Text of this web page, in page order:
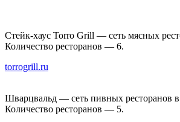
Стейк-хаус Torro Grill — сеть мясных
Количество ресторанов — 6.
torrogrill.ru
Шварцвальд — сеть пивных ресторанов
Количество ресторанов — 5.